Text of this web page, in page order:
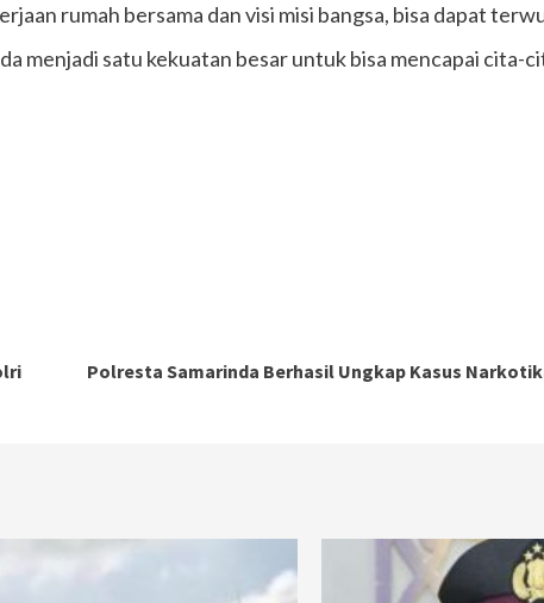
rumah bersama dan visi misi bangsa, bisa dapat
menjadi satu kekuatan besar untuk bisa mencapai cita-
Polresta Samarinda Berhasil Ungkap Kasus